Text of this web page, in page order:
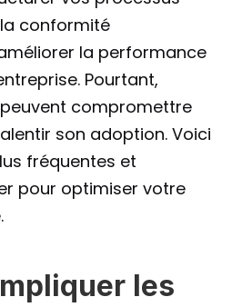
conformité
la performance
Pourtant,
compromettre
son adoption. Voici
fréquentes et
pour optimiser votre
les